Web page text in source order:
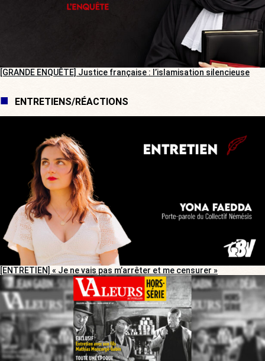
[GRANDE ENQUÊTE] Justice française : l’islamisation silencieuse
ENTRETIENS/RÉACTIONS
[ENTRETIEN] « Je ne vais pas m’arrêter et me censurer »